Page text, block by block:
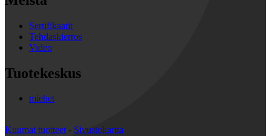
Sertifikaatit
Tehdaskierros
Video
Tuotekeskus
miehet
Kuumat tuotteet- Sivustokartta